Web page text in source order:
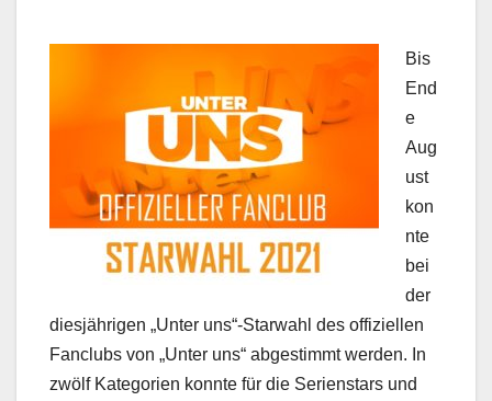
Bis
End
e
Aug
ust
kon
nte
bei
der
diesjährigen „Unter uns“-Starwahl des offiziellen
Fanclubs von „Unter uns“ abgestimmt werden. In
zwölf Kategorien konnte für die Serienstars und